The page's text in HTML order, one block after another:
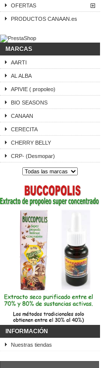
OFERTAS
PRODUCTOS CANAAN.es
MARCAS
AARTI
AL ALBA
APIVIE ( propoleo)
BIO SEASONS
CANAAN
CERECITA
CHERRY BELLY
CRP- (Desmopar)
INFORMACIÓN
Nuestras tiendas